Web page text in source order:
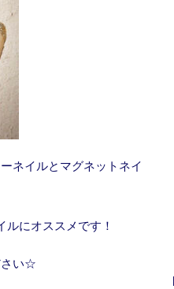
ネイルとマグネットネイ
にオススメです！
さい☆